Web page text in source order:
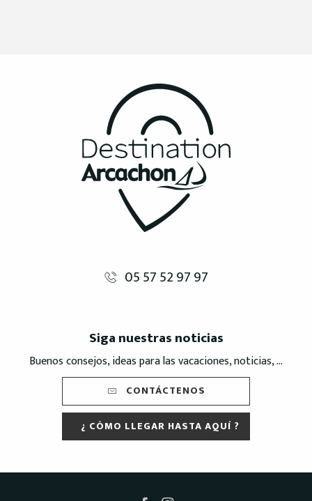
05 57 52 97 97
Siga nuestras noticias
Buenos consejos, ideas para las vacaciones, noticias, ...
CONTÁCTENOS
¿ CÓMO LLEGAR HASTA AQUÍ ?